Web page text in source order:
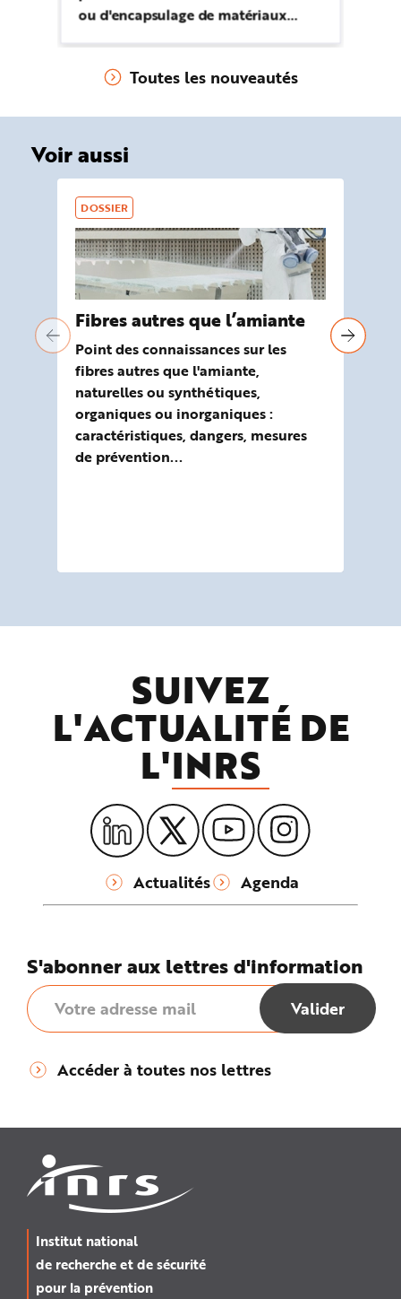
ou d'encapsulage de matériaux
rénovation et réhabilitation
Toutes les nouveautés
Voir aussi
DOSSIER
Fibres autres que l’amiante
Point des connaissances sur les
fibres autres que l'amiante,
naturelles ou synthétiques,
organiques ou inorganiques :
caractéristiques, dangers, mesures
de prévention...
SUIVEZ
L'ACTUALITÉ DE
L'INRS
Actualités Agenda
S'abonner aux lettres d'information
Accéder à toutes nos lettres
Institut national
de recherche et de sécurité
pour la prévention